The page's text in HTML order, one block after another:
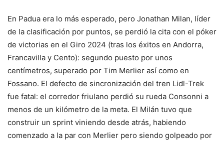
En Padua era lo más esperado, pero Jonathan Milan, líder
de la clasificación por puntos, se perdió la cita con el póker
de victorias en el Giro 2024 (tras los éxitos en Andorra,
Francavilla y Cento): segundo puesto por unos
centímetros, superado por Tim Merlier así como en
Fossano. El defecto de sincronización del tren Lidl-Trek
fue fatal: el corredor friulano perdió su rueda Consonni a
menos de un kilómetro de la meta. El Milán tuvo que
construir un sprint viniendo desde atrás, habiendo
comenzado a la par con Merlier pero siendo golpeado por